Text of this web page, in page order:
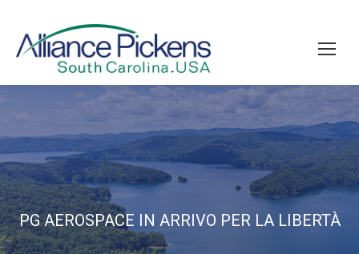
PG AEROSPACE IN ARRIVO PER LA LIBERTÀ